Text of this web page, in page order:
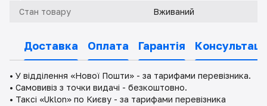
Стан товару
Вживаний
Доставка Оплата Гарантія
• У відділення «Нової Пошти» - за тарифами перевізника.
• Самовивіз з точки видачі - безкоштовно.
• Таксі «Uklon» по Києву - за тарифами перевізника